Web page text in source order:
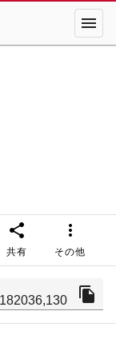
menu
share
共有
more_vert
その他
file_copy